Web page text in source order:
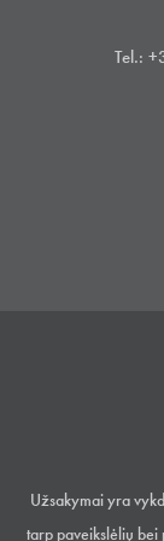
Tel.:
Užsakymai yra
tarp paveikslėlių